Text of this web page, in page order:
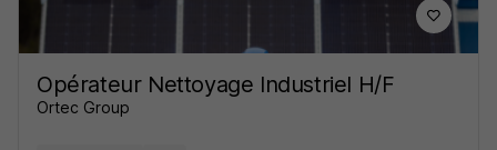
Opérateur Nettoyage Industriel H/F
Ortec Group